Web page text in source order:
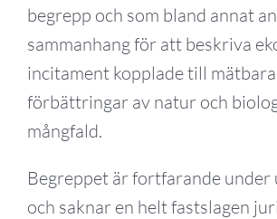
begrepp och som bland annat
sammanhang för att beskriva
incitament kopplade till mätbara
förbättringar av natur och
mångfald.
Begreppet är fortfarande under
och saknar en helt fastslagen